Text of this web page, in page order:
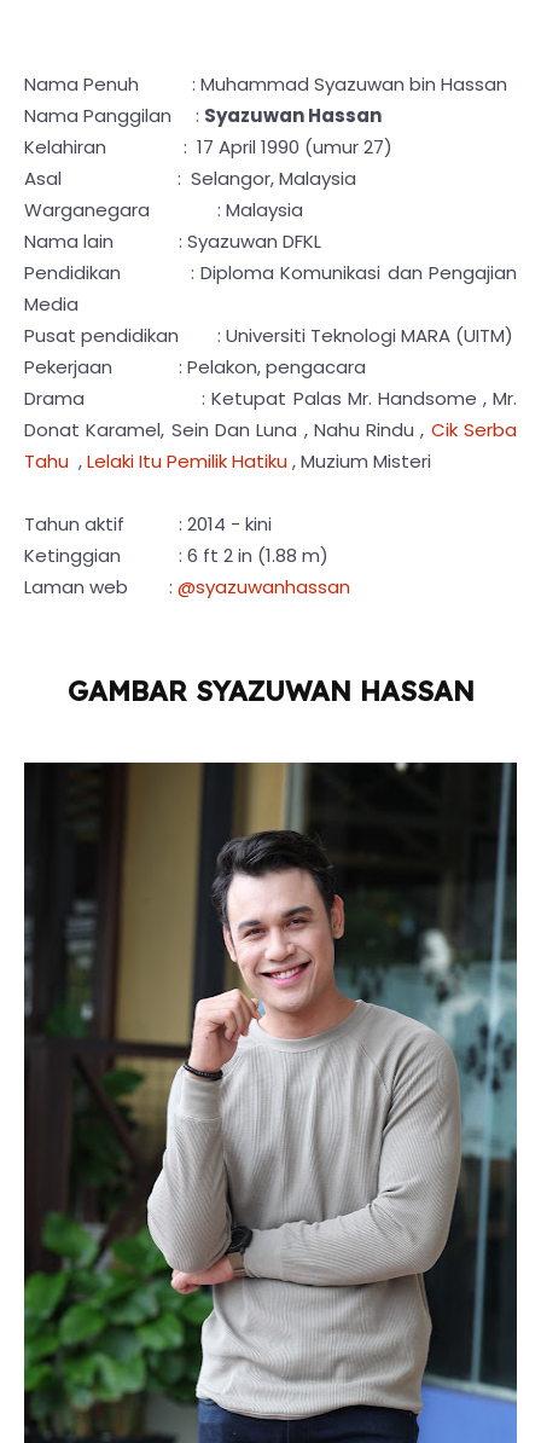
Nama Penuh : Muhammad Syazuwan bin Hassan
Nama Panggilan : Syazuwan Hassan
Kelahiran : 17 April 1990 (umur 27)
Asal : Selangor, Malaysia
Warganegara
: Malaysia
Nama lain
: Syazuwan DFKL
Pendidikan
: Diploma Komunikasi dan Pengajian
Media
Pusat pendidikan
: Universiti Teknologi MARA (UITM)
Pekerjaan
: Pelakon, pengacara
Drama : Ketupat Palas Mr. Handsome , Mr.
Donat Karamel, Sein Dan Luna , Nahu Rindu , Cik Serba
Tahu ,Lelaki Itu Pemilik Hatiku, Muzium Misteri
Tahun aktif
: 2014 - kini
Ketinggian
: 6 ft 2 in (1.88 m)
Laman web
: @syazuwanhassan
GAMBAR SYAZUWAN HASSAN